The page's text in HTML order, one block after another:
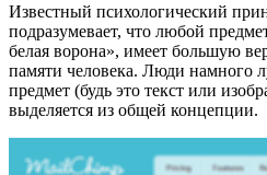
Известный психологический
подразумевает, что любой
белая ворона», имеет большую
памяти человека. Люди намного
предмет (будь это текст или
выделяется из общей концепции.